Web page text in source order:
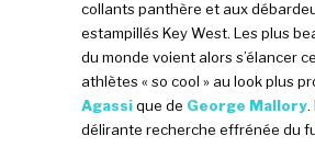
collants panthère et aux
estampillés Key West. Les plus
du monde voient alors s’élancer
athlètes « so cool » au look plus
Agassique de George Mallory
délirante recherche effrénée du